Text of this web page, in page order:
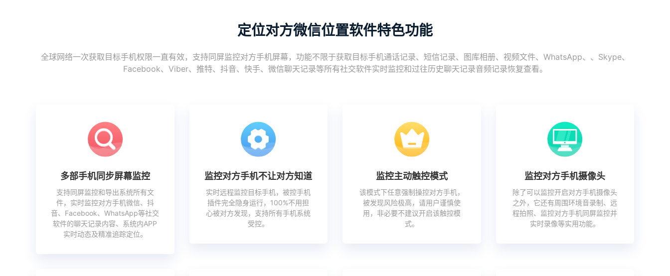
定位对方微信位置软件特色功能
全球网络一次获取目标手机权限一直有效，支持同屏监控对方手机屏幕，功能不限于获取目标手机通话记录、短信记录、图库相册、视频文件、WhatsApp、、Skype、
Facebook、Viber、推特、抖音、快手、微信聊天记录等所有社交软件实时监控和过往历史聊天记录音频记录恢复查看。
多部手机同步屏幕监控
支持同屏监控和导出系统所有文
件，实时监控对方手机微信、抖
音、Facebook、WhatsApp等社交
软件的聊天记录内容、系统内APP
实时动态及精准追踪定位。
监控对方手机不让对方知道
实时远程监控目标手机，被控手机
插件完全隐身运行，100%不用担
心被对方发现，支持所有手机系统
受控。
监控主动触控模式
该模式下任意强制操控对方手机，
被发现风险极高，请用户谨慎使
用，非必要不建议开启该触控模
式。
监控对方手机摄像头
除了可以监控开启对方手机摄像头
之外，它还有周围环境音录制、远
程拍照、监控对方手机同屏监控并
实时录像等实用功能。